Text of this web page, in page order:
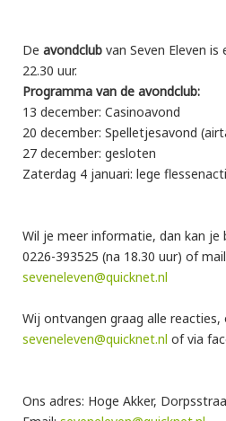
De avondclub van Seven Eleven is
22.30 uur.
Programma van de avondclub:
13 december: Casinoavond
20 december: Spelletjesavond
27 december: gesloten
Zaterdag 4 januari: lege
Wil je meer informatie, dan kan je
0226-393525 (na 18.30 uur) of
seveneleven@quicknet.nl
Wij ontvangen graag alle reacties,
seveneleven@quicknet.nl of via
Ons adres: Hoge Akker,